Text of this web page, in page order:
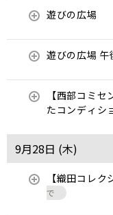
遊びの広場
遊びの広場
【西部コミ
たコンディシ
9月28日 (木)
【織田コレク
で